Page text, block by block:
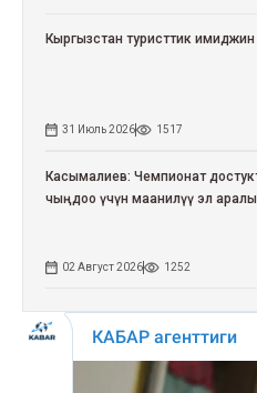
Кыргызстан туристтик имиджин
31 Июль 2026 1517
Касымалиев: Чемпионат
чыңдоо үчүн маанилүү эл
02 Август 2026 1252